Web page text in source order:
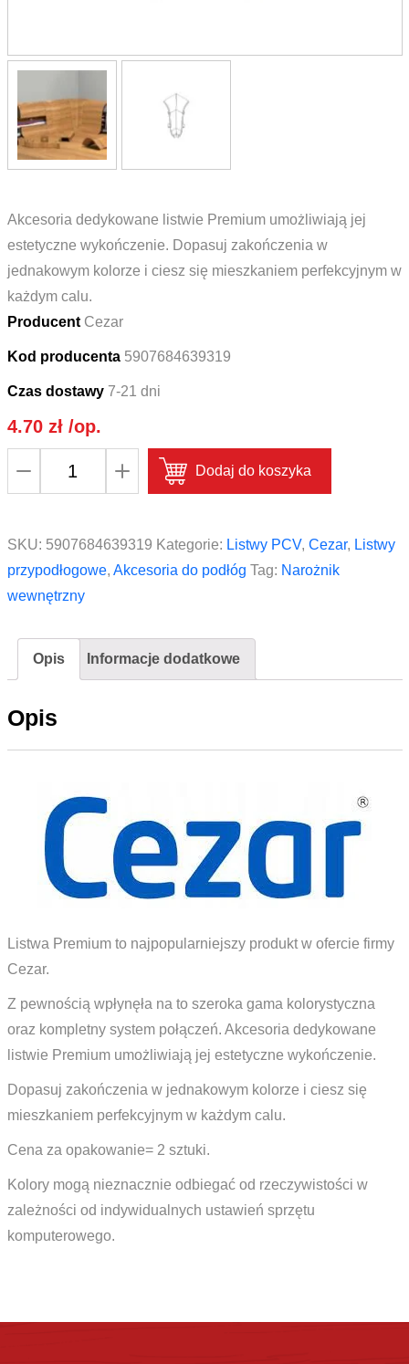
Akcesoria dedykowane listwie Premium umożliwiają jej
estetyczne wykończenie. Dopasuj zakończenia w
jednakowym kolorze i ciesz się mieszkaniem perfekcyjnym w
każdym calu.
Producent Cezar
Kod producenta 5907684639319
Czas dostawy 7-21 dni
4.70 zł/op.
do
przypodłogowej
mat
CEZAR
Country
Dodaj do koszyka
SKU: 5907684639319 Kategorie: Listwy PCV, Cezar, Listwy
przypodłogowe, Akcesoria do podłóg Tag: Narożnik
wewnętrzny
Opis Informacje dodatkowe
Opis
Listwa Premium to najpopularniejszy produkt w ofercie firmy
Cezar.
Z pewnością wpłynęła na to szeroka gama kolorystyczna
oraz kompletny system połączeń. Akcesoria dedykowane
listwie Premium umożliwiają jej estetyczne wykończenie.
Dopasuj zakończenia w jednakowym kolorze i ciesz się
mieszkaniem perfekcyjnym w każdym calu.
Cena za opakowanie= 2 sztuki.
Kolory mogą nieznacznie odbiegać od rzeczywistości w
zależności od indywidualnych ustawień sprzętu
komputerowego.